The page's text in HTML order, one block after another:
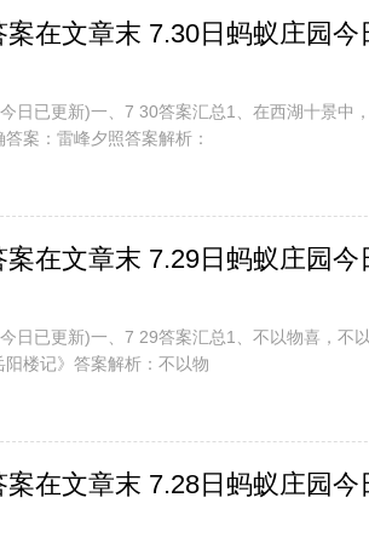
日已更新)一、7 30答案汇总1、在西湖十景中
案：雷峰夕照答案解析：
日已更新)一、7 29答案汇总1、不以物喜，不
楼记》答案解析：不以物